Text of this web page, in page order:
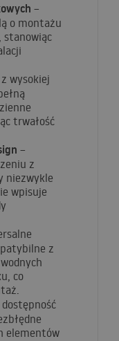
–
o montażu
stanowiąc
wysokiej
trwałość
–
z
niezwykle
wpisuje
z
co
dostępność
elementów